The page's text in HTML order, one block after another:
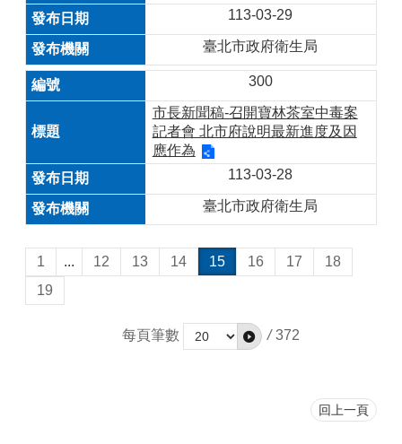
113-03-29
臺北市政府衛生局
300
市長新聞稿-召開寶林茶室中毒案
記者會 北市府說明最新進度及因
應作為
113-03-28
臺北市政府衛生局
1 ... 12 13 14 15 16 17
18
19
每頁筆數 / 372
回上一頁